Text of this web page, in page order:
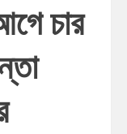
চার